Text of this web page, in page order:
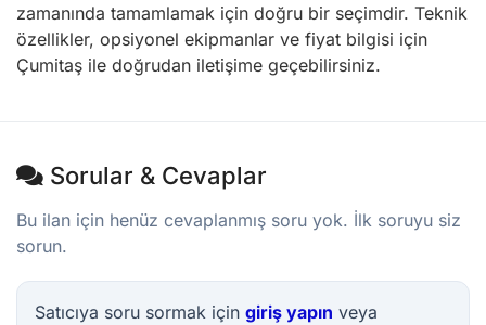
zamanında tamamlamak için doğru bir seçimdir. Teknik
özellikler, opsiyonel ekipmanlar ve fiyat bilgisi için
Çumitaş ile doğrudan iletişime geçebilirsiniz.
Sorular & Cevaplar
Bu ilan için henüz cevaplanmış soru yok. İlk soruyu siz
sorun.
Satıcıya soru sormak için giriş yapın veya